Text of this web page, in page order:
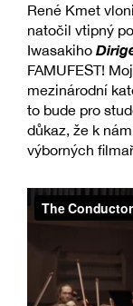
René Kmet
natočil vtipný
Iwasakiho
FAMUFEST!
mezinárodní
to bude pro
důkaz, že k
výborných